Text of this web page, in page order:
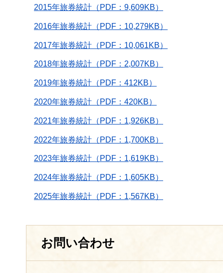
2015年旅券統計（PDF：9,609KB）
2016年旅券統計（PDF：10,279KB）
2017年旅券統計（PDF：10,061KB）
2018年旅券統計（PDF：2,007KB）
2019年旅券統計（PDF：412KB）
2020年旅券統計（PDF：420KB）
2021年旅券統計（PDF：1,926KB）
2022年旅券統計（PDF：1,700KB）
2023年旅券統計（PDF：1,619KB）
2024年旅券統計（PDF：1,605KB）
2025年旅券統計（PDF：1,567KB）
お問い合わせ